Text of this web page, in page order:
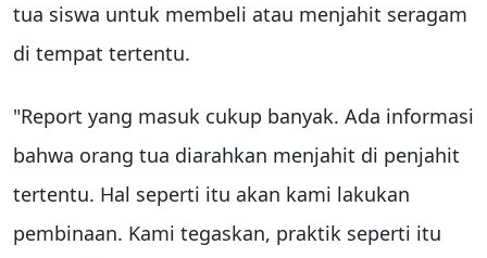
tua siswa untuk membeli atau menjahit seragam
di tempat tertentu.
"Report yang masuk cukup banyak. Ada informasi
bahwa orang tua diarahkan menjahit di penjahit
tertentu. Hal seperti itu akan kami lakukan
pembinaan. Kami tegaskan, praktik seperti itu